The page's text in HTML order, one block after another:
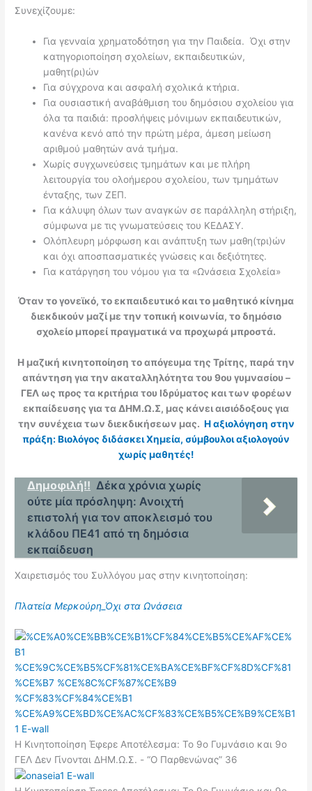
Συνεχίζουμε:
Για γενναία χρηματοδότηση για την Παιδεία. Όχι στην
κατηγοριοποίηση σχολείων, εκπαιδευτικών,
μαθητ(ρι)ών
Για σύγχρονα και ασφαλή σχολικά κτήρια.
Για ουσιαστική αναβάθμιση του δημόσιου σχολείου για
όλα τα παιδιά: προσλήψεις μόνιμων εκπαιδευτικών,
κανένα κενό από την πρώτη μέρα, άμεση μείωση
αριθμού μαθητών ανά τμήμα.
Χωρίς συγχωνεύσεις τμημάτων και με πλήρη
λειτουργία του ολοήμερου σχολείου, των τμημάτων
ένταξης, των ΖΕΠ.
Για κάλυψη όλων των αναγκών σε παράλληλη στήριξη,
σύμφωνα με τις γνωματεύσεις του ΚΕΔΑΣΥ.
Ολόπλευρη μόρφωση και ανάπτυξη των μαθη(τρι)ών
και όχι αποσπασματικές γνώσεις και δεξιότητες.
Για κατάργηση του νόμου για τα «Ωνάσεια Σχολεία»
Όταν το γονεϊκό, το εκπαιδευτικό και το μαθητικό κίνημα
διεκδικούν μαζί με την τοπική κοινωνία, το δημόσιο
σχολείο μπορεί πραγματικά να προχωρά μπροστά.
Η μαζική κινητοποίηση το απόγευμα της Τρίτης, παρά την
απάντηση για την ακαταλληλότητα του 9ου γυμνασίου –
ΓΕΛ ως προς τα κριτήρια του Ιδρύματος και των φορέων
εκπαίδευσης για τα ΔΗΜ.Ω.Σ, μας κάνει αισιόδοξους για
την συνέχεια των διεκδικήσεων μας. Η αξιολόγηση στην
πράξη: Βιολόγος διδάσκει Χημεία, σύμβουλοι αξιολογούν
χωρίς μαθητές!
Δημοφιλή!! Δέκα χρόνια χωρίς
ούτε μία πρόσληψη: Ανοιχτή
επιστολή για τον αποκλεισμό του
κλάδου ΠΕ41 από τη δημόσια
εκπαίδευση
Χαιρετισμός του Συλλόγου μας στην κινητοποίηση:
Πλατεία Μερκούρη_Όχι στα Ωνάσεια
Η Κινητοποίηση Έφερε Αποτέλεσμα: Το 9ο Γυμνάσιο και 9ο
ΓΕΛ Δεν Γίνονται ΔΗΜ.Ω.Σ. - “Ο Παρθενώνας” 36